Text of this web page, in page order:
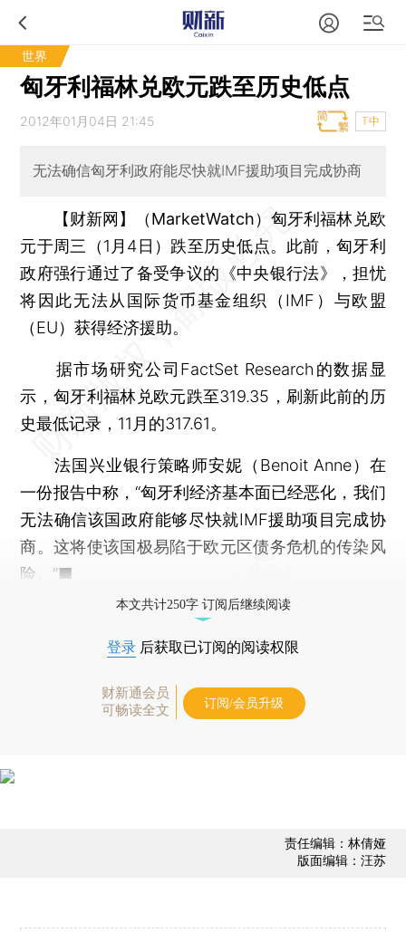
世界
匈牙利福林兑欧元跌至历史低点
2012年01月04日 21:45 T中
无法确信匈牙利政府能尽快就IMF援助项目完成协商
【财新网】（MarketWatch）匈牙利福林兑欧
元于周三（1月4日）跌至历史低点。此前，匈牙利
政府强行通过了备受争议的《中央银行法》，担忧
将因此无法从国际货币基金组织（IMF）与欧盟
（EU）获得经济援助。
据市场研究公司FactSet Research的数据显
示，匈牙利福林兑欧元跌至319.35，刷新此前的历
史最低记录，11月的317.61。
法国兴业银行策略师安妮（Benoit Anne）在
一份报告中称，“匈牙利经济基本面已经恶化，我们
无法确信该国政府能够尽快就IMF援助项目完成协
商。这将使该国极易陷于欧元区债务危机的传染风
险。”■
本文共计250字 订阅后继续阅读
登录 后获取已订阅的阅读权限
财新通会员
可畅读全文
订阅/会员升级
责任编辑：林倩娅
版面编辑：汪苏